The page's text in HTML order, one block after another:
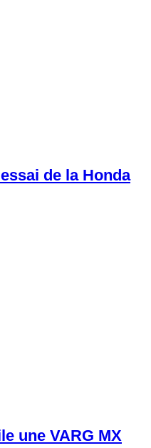
de la Honda
une VARG MX